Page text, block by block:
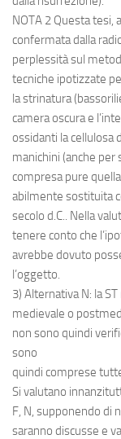
NOTA 2 Questa tesi,
confermata dalla
perplessità sul
tecniche ipotizzate
la strinatura
camera oscura e
ossidanti la cellulosa
manichini (anche
compresa pure
abilmente sostituita
secolo d.C.. Nella
tenere conto che
avrebbe dovuto
l’oggetto.
3) Alternativa N: la
medievale o
non sono quindi
sono
quindi comprese
Si valutano
F, N, supponendo di
saranno discusse e